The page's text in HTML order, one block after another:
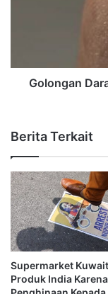
Golongan
Berita Terkait
Supermarket
Produk India Karena